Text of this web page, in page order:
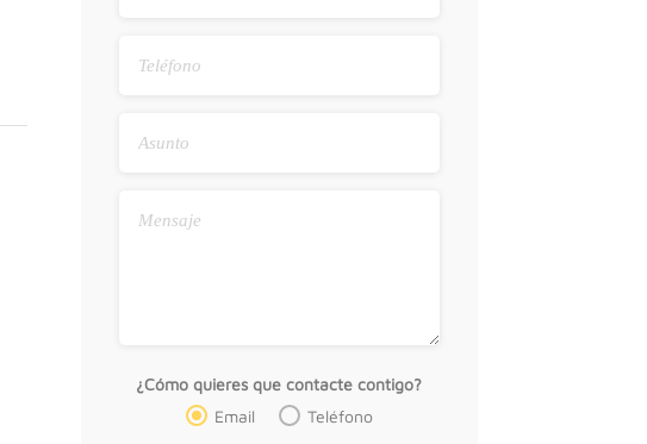
¿Cómo quieres que contacte contigo?
Email
Teléfono